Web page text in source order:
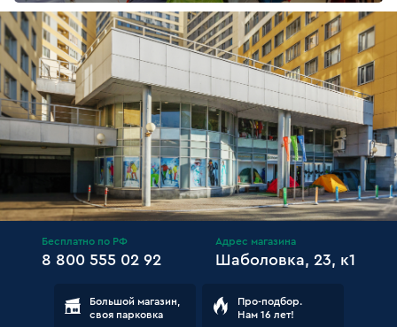
Бесплатно по РФ
8 800 555 02 92
Адрес магазина
Шаболовка, 23, к1
Большой магазин,
своя парковка
Про-подбор.
Нам 16 лет!